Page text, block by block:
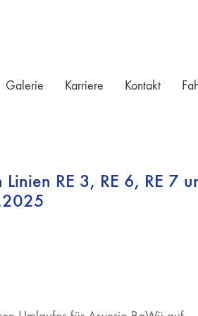
Galerie Karriere Kontakt
RE 3, RE 6, RE 7